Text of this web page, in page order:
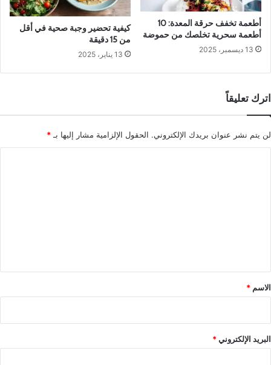
أطعمة تخفف حرقة المعدة: 10
أطعمة سحرية تخلصك من حموضة
13 ديسمبر، 2025
كيفية تحضير وجبة صحية في أقل
من 15 دقيقة
13 يناير، 2025
اترك تعليقاً
لن يتم نشر عنوان بريدك الإلكتروني. الحقول الإلزامية مشار إليها بـ *
*
الاسم *
البريد الإلكتروني*